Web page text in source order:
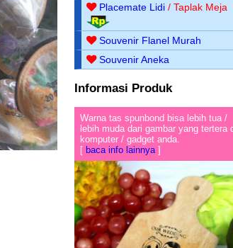
Placemate Lidi / Taplak Meja
Souvenir Flanel Murah
Souvenir Aneka
Informasi Produk
Warna tas spunbond bisa lebih tua /
lebih muda dari gambar yang tertera
komputer / gadget anda.
[ baca info lainnya]